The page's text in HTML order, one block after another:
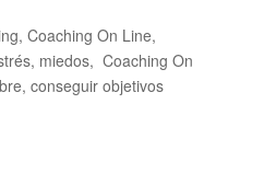
Coaching On Line,
miedos, Coaching On
conseguir objetivos